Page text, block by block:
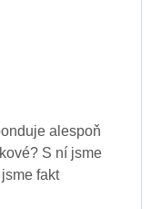
alespoň
S ní jsme
fakt